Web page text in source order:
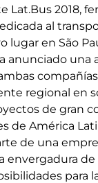
Lat.Bus 2018,
al
lugar en São
anunciado una
regional en
de gran
de América
de una
envergadura de
para